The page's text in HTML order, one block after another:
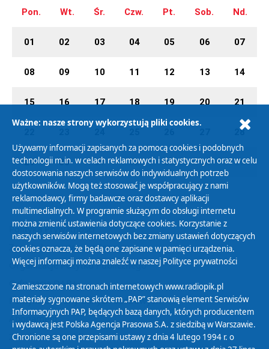
Pon. Wt. Śr. Czw. Pt. Sob. Nd.
01 02 03 04 05 06 07
08 09 10 11 12 13 14
15 16 17 18 19 20 21
28
29 30 01 02 03 04 05
Polityka Prywatności
Zasady korzystania z Serwisu
Organizacje Pożytku Publicznego
Cyfryzacja DAB+
Polityka ochrony danych osobowych
Abonament
Zamówienia publiczne
Ważne: nasze strony wykorzystują pliki cookies.
Używamy informacji zapisanych za pomocą cookies i podobnych
technologii m.in. w celach reklamowych i statystycznych oraz w celu
dostosowania naszych serwisów do indywidualnych potrzeb
użytkowników. Mogą też stosować je współpracujący z nami
reklamodawcy, firmy badawcze oraz dostawcy aplikacji
multimedialnych. W programie służącym do obsługi internetu
można zmienić ustawienia dotyczące cookies. Korzystanie z
naszych serwisów internetowych bez zmiany ustawień dotyczących
cookies oznacza, że będą one zapisane w pamięci urządzenia.
Więcej informacji można znaleźć w naszej Polityce prywatności
Zamieszczone na stronach internetowych www.radiopik.pl
materiały sygnowane skrótem „PAP” stanowią element Serwisów
Informacyjnych PAP, będących bazą danych, których producentem
i wydawcą jest Polska Agencja Prasowa S.A. z siedzibą w Warszawie.
Chronione są one przepisami ustawy z dnia 4 lutego 1994 r. o